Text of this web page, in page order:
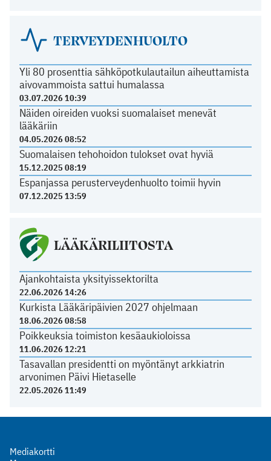
TERVEYDENHUOLTO
Yli 80 prosenttia sähköpotkulautailun aiheuttamista
aivovammoista sattui humalassa
03.07.2026 10:39
Näiden oireiden vuoksi suomalaiset menevät
lääkäriin
04.05.2026 08:52
Suomalaisen tehohoidon tulokset ovat hyviä
15.12.2025 08:19
Espanjassa perusterveydenhuolto toimii hyvin
07.12.2025 13:59
LÄÄKÄRILIITOSTA
Ajankohtaista yksityissektorilta
22.06.2026 14:26
Kurkista Lääkäripäivien 2027 ohjelmaan
18.06.2026 08:58
Poikkeuksia toimiston kesäaukioloissa
11.06.2026 12:21
Tasavallan presidentti on myöntänyt arkkiatrin
arvonimen Päivi Hietaselle
22.05.2026 11:49
Mediakortti